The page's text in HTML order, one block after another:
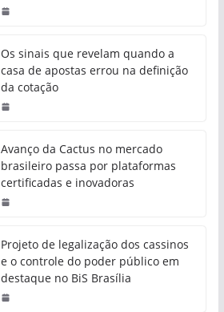
Os sinais que revelam quando a
casa de apostas errou na definição
da cotação
Avanço da Cactus no mercado
brasileiro passa por plataformas
certificadas e inovadoras
Projeto de legalização dos cassinos
e o controle do poder público em
destaque no BiS Brasília